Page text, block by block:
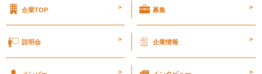
上
ー
企業TOP > 募集 >
説明会 > 企業情報 >
> >